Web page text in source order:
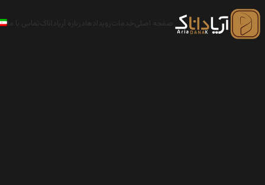
صفحه اصلی خدمات رویدادها درباره آریاداناکتماس با ما